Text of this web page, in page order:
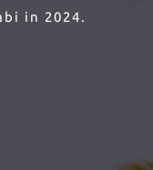
in 2024.